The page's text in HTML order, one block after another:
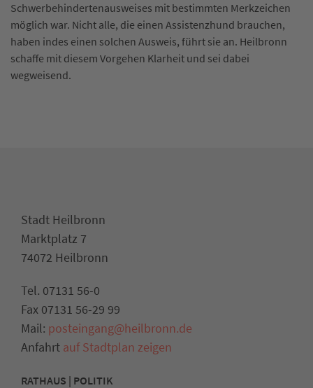
Schwerbehindertenausweises mit bestimmten Merkzeichen
möglich war. Nicht alle, die einen Assistenzhund brauchen,
haben indes einen solchen Ausweis, führt sie an. Heilbronn
schaffe mit diesem Vorgehen Klarheit und sei dabei
wegweisend.
Stadt Heilbronn
Marktplatz 7
74072 Heilbronn
Tel. 07131 56-0
Fax 07131 56-29 99
Mail: posteingang@heilbronn.de
Anfahrt auf Stadtplan zeigen
RATHAUS | POLITIK